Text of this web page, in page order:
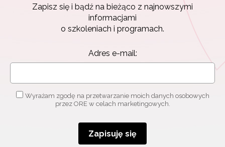
Zapisz się i bądź na bieżąco z najnowszymi
informacjami
o szkoleniach i programach.
Adres e-mail:
Wyrażam zgodę na przetwarzanie moich danych osobowych
przez ORE w celach marketingowych.
Zapisuję się